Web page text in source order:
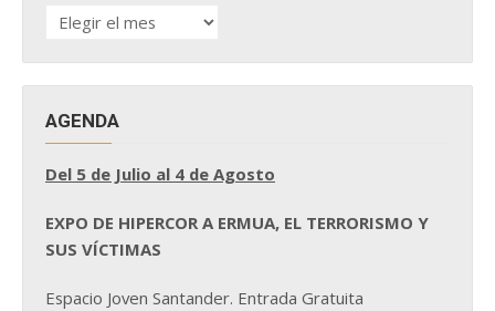
HISTÓRICO
DE
AGENDA
Del 5 de Julio al 4 de Agosto
EXPO DE HIPERCOR A ERMUA, EL TERRORISMO Y
SUS VÍCTIMAS
Espacio Joven Santander. Entrada Gratuita